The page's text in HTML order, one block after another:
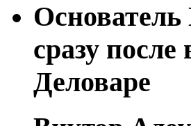
сразу
Деловаре